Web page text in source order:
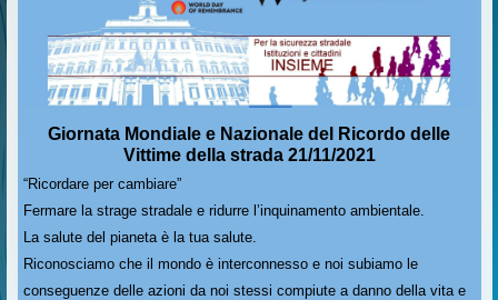
Giornata Mondiale e Nazionale del Ricordo delle
Vittime della strada 21/11/2021
“Ricordare per cambiare”
Fermare la strage stradale e ridurre l’inquinamento ambientale.
La salute del pianeta è la tua salute.
Riconosciamo che il mondo è interconnesso e noi subiamo le
conseguenze delle azioni da noi stessi compiute a danno della vita e